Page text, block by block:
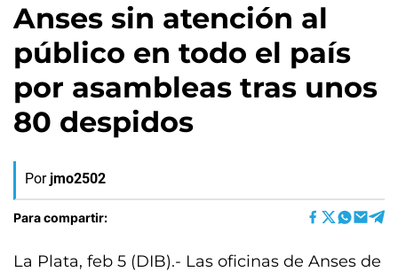
Anses sin atención al
público en todo el país
por asambleas tras unos
80 despidos
Por jmo2502
Para compartir:
La Plata, feb 5 (DIB).- Las oficinas de Anses de